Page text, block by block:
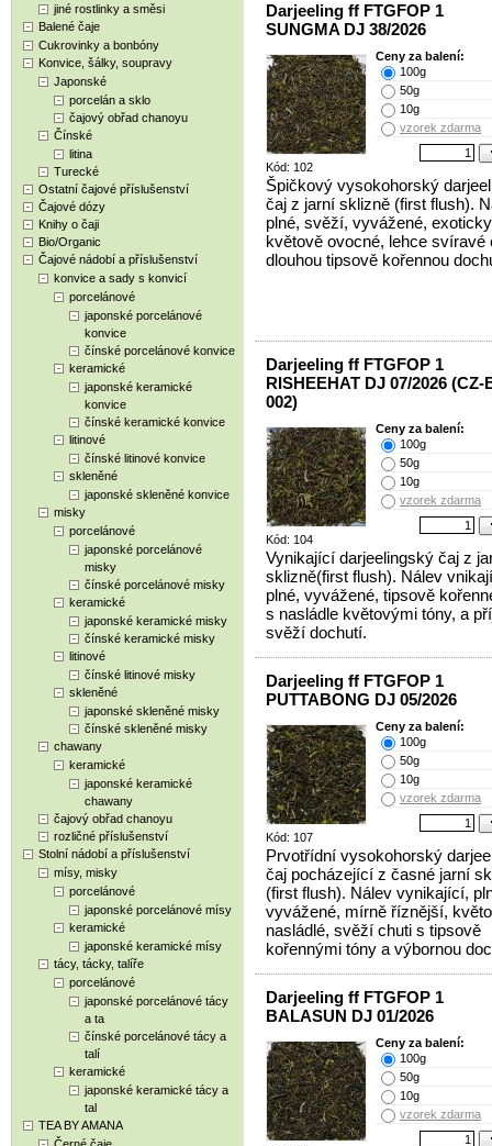
jiné rostlinky a směsi
Balené čaje
Cukrovinky a bonbóny
Konvice, šálky, soupravy
Japonské
porcelán a sklo
čajový obřad chanoyu
Čínské
litina
Turecké
Ostatní čajové příslušenství
Čajové dózy
Knihy o čaji
Bio/Organic
Čajové nádobí a příslušenství
konvice a sady s konvicí
porcelánové
japonské porcelánové
konvice
čínské porcelánové konvice
keramické
japonské keramické
konvice
čínské keramické konvice
litinové
čínské litinové konvice
skleněné
japonské skleněné konvice
misky
porcelánové
japonské porcelánové
misky
čínské porcelánové misky
keramické
japonské keramické misky
čínské keramické misky
litinové
čínské litinové misky
skleněné
japonské skleněné misky
čínské skleněné misky
chawany
keramické
japonské keramické
chawany
čajový obřad chanoyu
rozličné příslušenství
Stolní nádobí a příslušenství
mísy, misky
porcelánové
japonské porcelánové mísy
keramické
japonské keramické mísy
tácy, tácky, talíře
porcelánové
japonské porcelánové tácy
a ta
čínské porcelánové tácy a
talí
keramické
japonské keramické tácy a
tal
TEA BY AMANA
Darjeeling ff FTGFOP 1
SUNGMA DJ 38/2026
Kód: 102
Ceny za balení:
100g
50g
10g
vzorek zdarma
Špičkový vysokohorský
čaj z jarní sklizně (first flush).
plné, svěží, vyvážené, exoticky
květově ovocné, lehce svíravé
dlouhou tipsově kořennou
Darjeeling ff FTGFOP 1
RISHEEHAT DJ 07/2026 (CZ-
002)
Kód: 104
Ceny za balení:
100g
50g
10g
vzorek zdarma
Vynikající darjeelingský čaj z
sklizně(first flush). Nálev
plné, vyvážené, tipsově
s nasládle květovými tóny, a
svěží dochutí.
Darjeeling ff FTGFOP 1
PUTTABONG DJ 05/2026
Kód: 107
Ceny za balení:
100g
50g
10g
vzorek zdarma
Prvotřídní vysokohorský
čaj pocházející z časné jarní
(first flush). Nálev vynikající,
vyvážené, mírně říznější,
nasládlé, svěží chuti s tipsově
kořennými tóny a výbornou
Darjeeling ff FTGFOP 1
BALASUN DJ 01/2026
Ceny za balení:
100g
50g
10g
vzorek zdarma